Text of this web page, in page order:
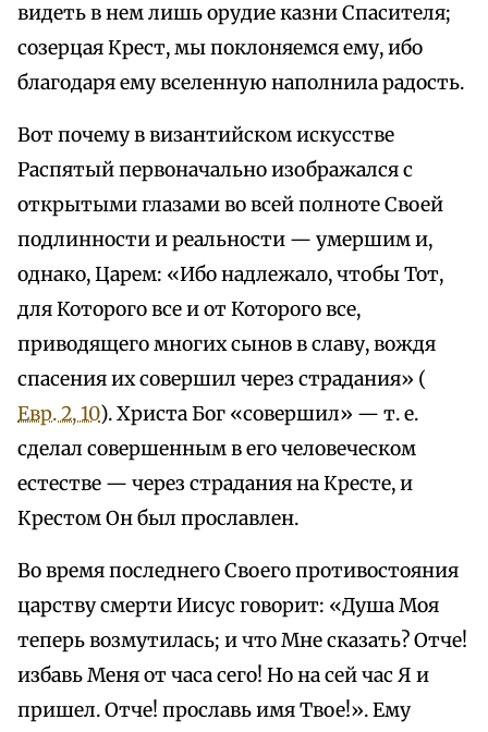
видеть в нем лишь орудие казни Спасителя;
созерцая Крест, мы поклоняемся ему, ибо
благодаря ему вселенную наполнила радость.
Вот почему в византийском искусстве
Распятый первоначально изображался с
открытыми глазами во всей полноте Своей
подлинности и реальности — умершим и,
однако, Царем: «Ибо надлежало, чтобы Тот,
для Которого все и от Которого все,
приводящего многих сынов в славу, вождя
спасения их совершил через страдания» (
Евр. 2, 10). Христа Бог «совершил» — т. е.
сделал совершенным в его человеческом
естестве — через страдания на Кресте, и
Крестом Он был прославлен.
Во время последнего Своего противостояния
царству смерти Иисус говорит: «Душа Моя
теперь возмутилась; и что Мне сказать? Отче!
избавь Меня от часа сего! Но на сей час Я и
пришел. Отче! прославь имя Твое!». Ему